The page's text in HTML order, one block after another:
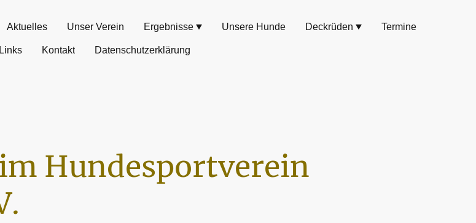
Aktuelles Unser Verein Ergebnisse Unsere Hunde Deckrüden Termine
Links Kontakt Datenschutzerklärung
Hundesportverein